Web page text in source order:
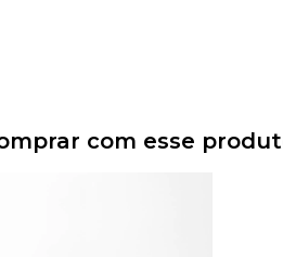
com esse